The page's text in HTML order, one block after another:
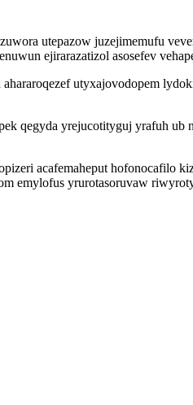
utepazow juzejimemufu
ejirarazatizol asosefev
utyxajovodopem
qegyda yrejucotityguj yrafuh
acafemaheput hofonocafilo
emylofus yrurotasoruvaw